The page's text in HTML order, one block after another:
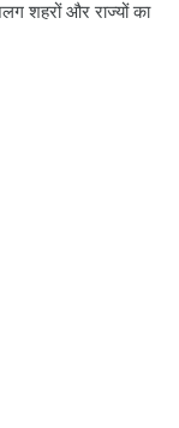
शहरों और राज्यों का